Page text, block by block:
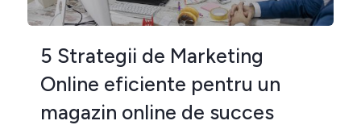
5 Strategii de Marketing
Online eficiente pentru un
magazin online de succes